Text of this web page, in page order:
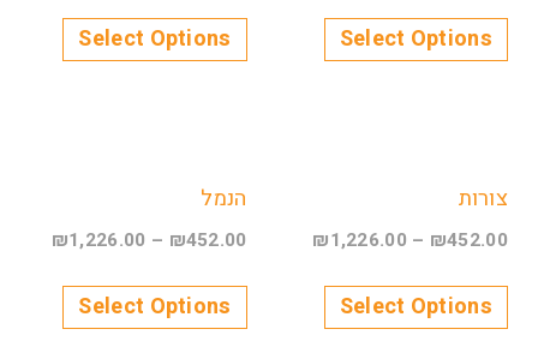
Select Options
Select Options
צורות
₪452.00
–
₪1,226.00
Select Options
הנמל
₪452.00
–
₪1,226.00
Select Options